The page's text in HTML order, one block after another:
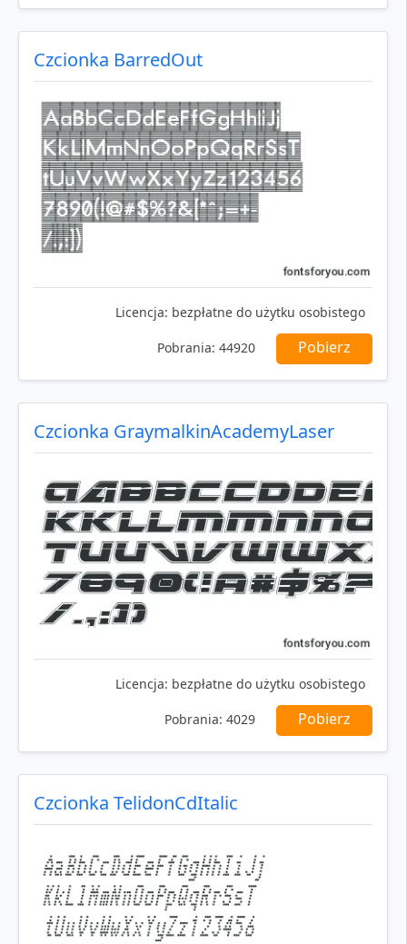
Czcionka BarredOut
Licencja: bezpłatne do użytku osobistego
Pobrania: 44920 Pobierz
Czcionka GraymalkinAcademyLaser
Licencja: bezpłatne do użytku osobistego
Pobrania: 4029 Pobierz
Czcionka TelidonCdItalic